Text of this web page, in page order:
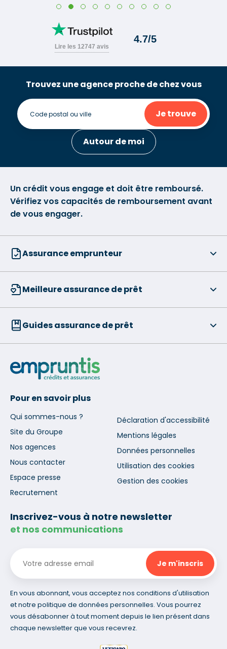
Trouvez une agence proche de chez vous
Je trouve
Autour de moi
Un crédit vous engage et doit être remboursé.
Vérifiez vos capacités de remboursement avant
de vous engager.
Assurance emprunteur
Meilleure assurance de prêt
Guides assurance de prêt
Pour en savoir plus
Qui sommes-nous ?
Site du Groupe
Nos agences
Nous contacter
Espace presse
Recrutement
Déclaration d'accessibilité
Mentions légales
Données personnelles
Utilisation des cookies
Gestion des cookies
Inscrivez-vous à notre newsletter
et nos communications
En vous abonnant, vous acceptez nos conditions d'utilisation
et notre politique de données personnelles. Vous pourrez
vous désabonner à tout moment depuis le lien présent dans
chaque newsletter que vous recevrez.